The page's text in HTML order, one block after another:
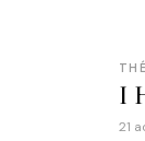
I
21